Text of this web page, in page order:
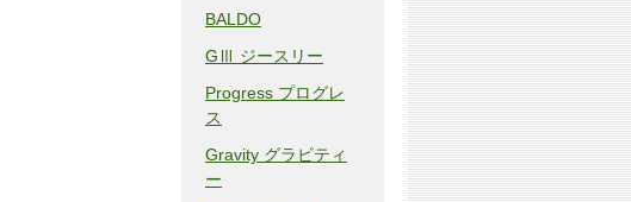
BALDO
GⅢ ジースリー
Progress プログレ
ス
Gravity グラビティ
ー